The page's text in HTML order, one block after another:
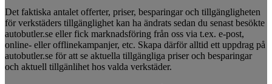
Det faktiska antalet offerter, priser, besparingar och tillgängligheten
för verkstäders tillgänglighet kan ha ändrats sedan du senast besökte
autobutler.se eller fick marknadsföring från oss via t.ex. e-post,
online- eller offlinekampanjer, etc. Skapa därför alltid ett uppdrag på
autobutler.se för att se aktuella tillgängliga priser och besparingar
och aktuell tillgänlihet hos valda verkstäder.